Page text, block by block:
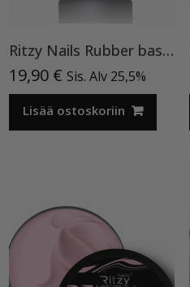
Ritzy Nails Rubber base ”Pink Pearl” pohjageeli, 15 ml
19,90 € Sis. Alv 25,5%
Lisää ostoskoriin